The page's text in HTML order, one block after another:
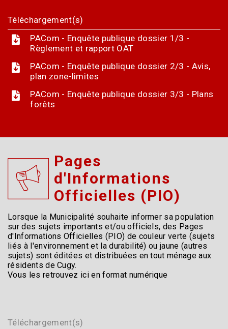
Téléchargement(s)
PACom - Enquête publique dossier 1/3 -
Règlement et rapport OAT
PACom - Enquête publique dossier 2/3 - Avis,
plan zone-limites
PACom - Enquête publique dossier 3/3 - Plans
forêts
Pages
d'Informations
Officielles (PIO)
Lorsque la Municipalité souhaite informer sa population
sur des sujets importants et/ou officiels, des Pages
d'Informations Officielles (PIO) de couleur verte (sujets
liés à l'environnement et la durabilité) ou jaune (autres
sujets) sont éditées et distribuées en tout ménage aux
résidents de Cugy.
Vous les retrouvez ici en format numérique
Téléchargement(s)